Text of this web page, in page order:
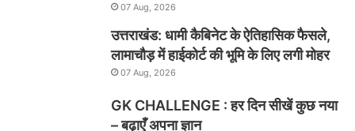
07 Aug, 2026
उत्तराखंड: धामी कैबिनेट के ऐतिहासिक फैसले,
लामाचौड़ में हाईकोर्ट की भूमि के लिए लगी मोहर
07 Aug, 2026
GK CHALLENGE : हर दिन सीखें कुछ नया
– बढ़ाएँ अपना ज्ञान